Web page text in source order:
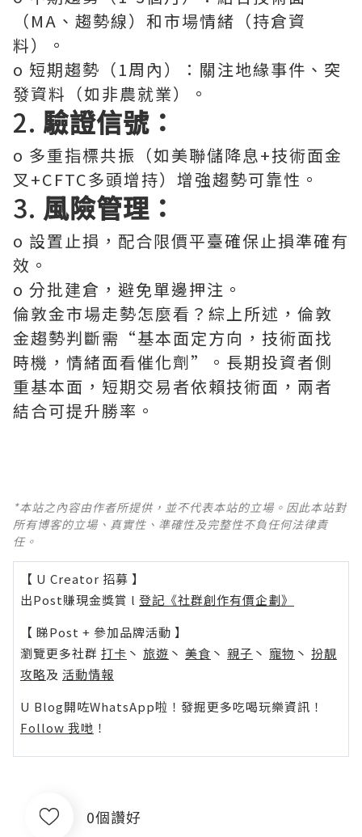
（MA、趨勢線）和市場情緒（持倉資
料）。
o 短期趨勢（1周內）：關注地緣事件、突
發資料（如非農就業）。
2. 驗證信號：
o 多重指標共振（如美聯儲降息+技術面金
叉+CFTC多頭增持）增強趨勢可靠性。
3. 風險管理：
o 設置止損，配合限價平臺確保止損準確有
效。
o 分批建倉，避免單邊押注。
倫敦金市場走勢怎麼看？綜上所述，倫敦
金趨勢判斷需“基本面定方向，技術面找
時機，情緒面看催化劑”。長期投資者側
重基本面，短期交易者依賴技術面，兩者
結合可提升勝率。
*本站之內容由作者所提供，並不代表本站的立場。因此本站對
所有博客的立場、真實性、準確性及完整性不負任何法律責
任。
【 U Creator 招募 】
出Post賺現金獎賞 l 登記《社群創作有價企劃》
【 睇Post + 參加品牌活動 】
瀏覽更多社群 打卡 丶 旅遊 丶 美食 丶 親子 丶 寵物 丶 扮靚
攻略及 活動情報
U Blog開咗WhatsApp啦！發掘更多吃喝玩樂資訊！
Follow 我哋 ！
0個讚好